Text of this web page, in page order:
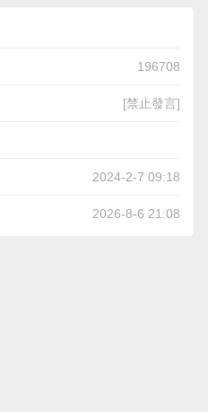
196708
[禁止發言]
2024-2-7 09:18
2026-8-6 21:08